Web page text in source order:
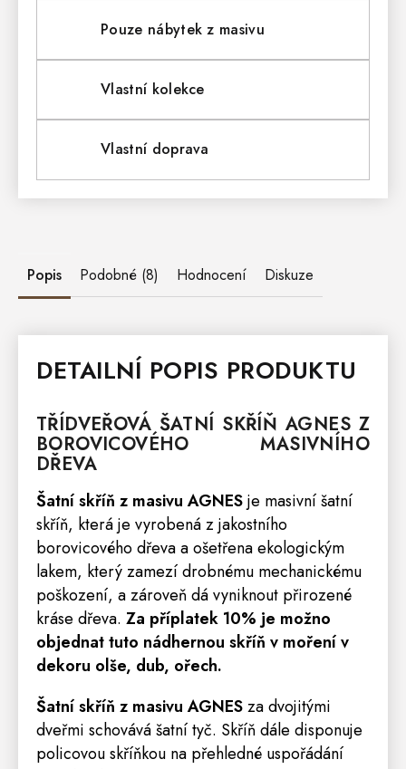
Pouze nábytek z masivu
Vlastní kolekce
Vlastní doprava
Popis Podobné (8) Hodnocení Diskuze
DETAILNÍ POPIS PRODUKTU
TŘÍDVEŘOVÁ ŠATNÍ SKŘÍŇ AGNES Z
BOROVICOVÉHO MASIVNÍHO
DŘEVA
Šatní skříň z masivu AGNESje masivní šatní
skříň, která je vyrobená z jakostního
borovicového dřeva a ošetřena ekologickým
lakem, který zamezí drobnému mechanickému
poškození, a zároveň dá vyniknout přirozené
kráse dřeva. Za příplatek 10% je možno
objednattuto nádhernou skříň v moření v
dekoru olše, dub, ořech.
Šatní skříň z masivu AGNESza dvojitými
dveřmi schovává šatní tyč. Skříň dále disponuje
policovou skříňkou na přehledné uspořádání